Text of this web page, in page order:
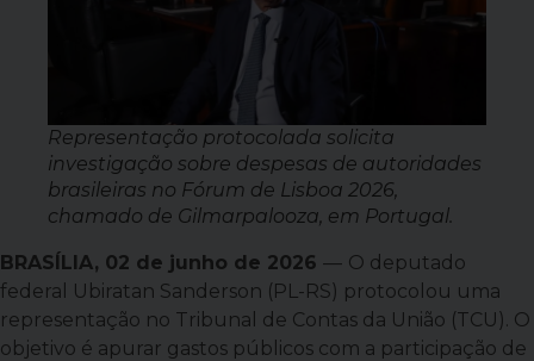
Representação protocolada solicita
investigação sobre despesas de autoridades
brasileiras no Fórum de Lisboa 2026,
chamado de Gilmarpalooza, em Portugal.
BRASÍLIA, 02 de junho de 2026 — O deputado
federal Ubiratan Sanderson (PL-RS) protocolou uma
representação no Tribunal de Contas da União (TCU). O
objetivo é apurar gastos públicos com a participação de